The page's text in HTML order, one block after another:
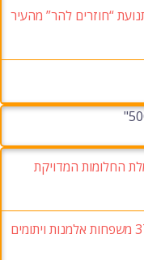
“חוזרים להר” מהעיר
החלומות המדויקת
קרן דוד מציבה יעד חדש: ליווי ותמיכה ב-37 משפחות אלמנות ויתומים